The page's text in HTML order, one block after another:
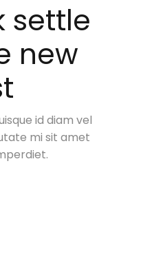
settle
new
id diam vel
mi sit amet